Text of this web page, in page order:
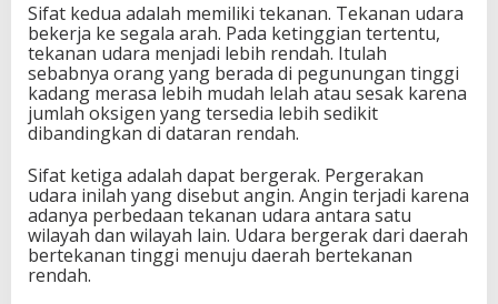
Sifat kedua adalah memiliki tekanan. Tekanan udara
bekerja ke segala arah. Pada ketinggian tertentu,
tekanan udara menjadi lebih rendah. Itulah
sebabnya orang yang berada di pegunungan tinggi
kadang merasa lebih mudah lelah atau sesak karena
jumlah oksigen yang tersedia lebih sedikit
dibandingkan di dataran rendah.
Sifat ketiga adalah dapat bergerak. Pergerakan
udara inilah yang disebut angin. Angin terjadi karena
adanya perbedaan tekanan udara antara satu
wilayah dan wilayah lain. Udara bergerak dari daerah
bertekanan tinggi menuju daerah bertekanan
rendah.